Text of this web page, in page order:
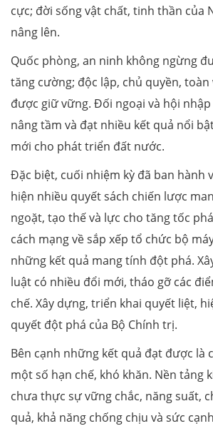
cực; đời sống vật chất, tinh thần của
nâng lên.
Quốc phòng, an ninh không ngừng
tăng cường; độc lập, chủ quyền,
được giữ vững. Đối ngoại và hội
nâng tầm và đạt nhiều kết quả nổi
mới cho phát triển đất nước.
Đặc biệt, cuối nhiệm kỳ đã ban hành
hiện nhiều quyết sách chiến lược
ngoặt, tạo thế và lực cho tăng tốc
cách mạng về sắp xếp tổ chức bộ
những kết quả mang tính đột phá.
luật có nhiều đổi mới, tháo gỡ các
chế. Xây dựng, triển khai quyết liệt,
quyết đột phá của Bộ Chính trị.
Bên cạnh những kết quả đạt được là
một số hạn chế, khó khăn. Nền tảng
chưa thực sự vững chắc, năng suất,
quả, khả năng chống chịu và sức